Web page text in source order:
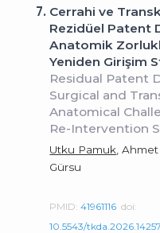
7. Cerrahi ve
Rezidüel Patent
Anatomik
Yeniden Girişim
Residual Patent
Surgical and
Anatomical
Re-Intervention
Utku Pamuk ,
Gürsu
PMID:41961116 doi:
10.5543/tkda.2026.14257